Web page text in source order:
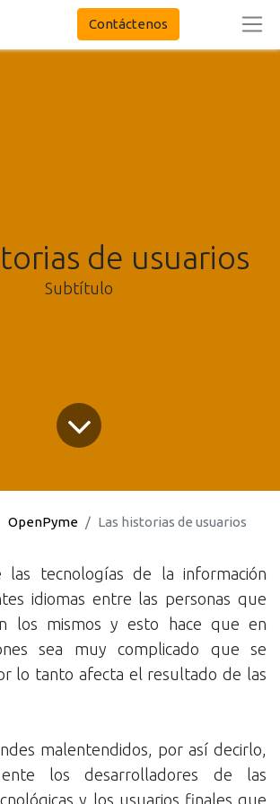
Contáctenos
de usuarios
Subtítulo
OpenPyme Las historias de usuarios
tecnologías de la información
idiomas entre las personas que
los mismos y esto hace que en
sea muy complicado que se
lo tanto afecta el resultado de las
malentendidos, por así decirlo,
los desarrolladores de las
y los usuarios finales que